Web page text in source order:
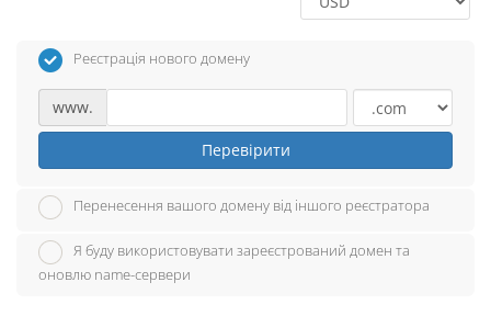
Реєстрація нового домену
www.
Перевірити
Перенесення вашого домену від іншого реєстратора
Я буду використовувати зареєстрований домен та
оновлю name-сервери